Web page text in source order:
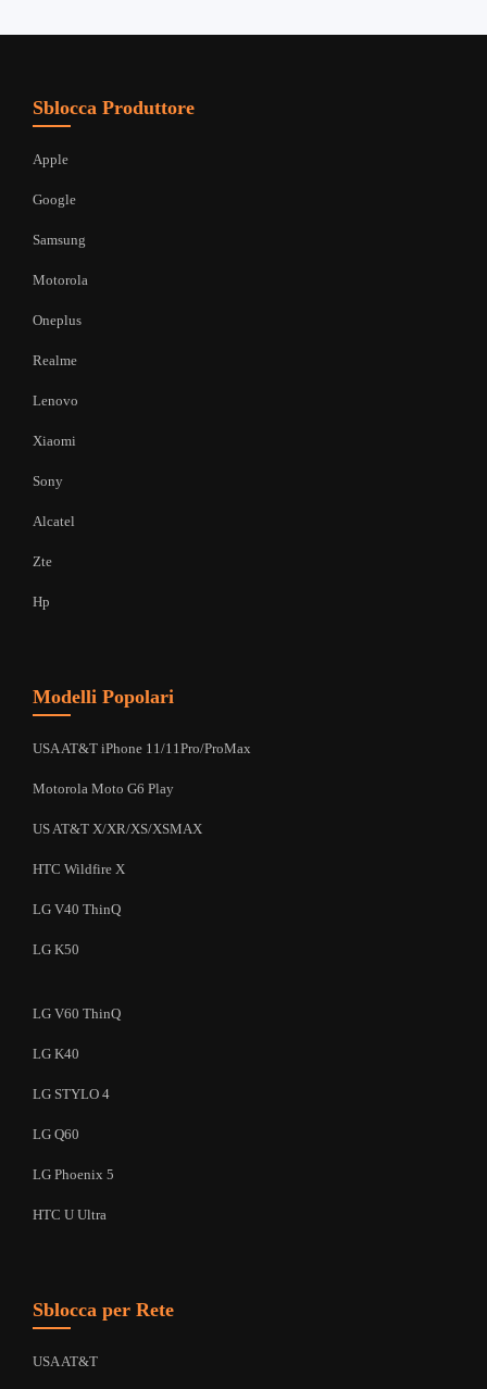
Sblocca Produttore
Apple
Google
Samsung
Motorola
Oneplus
Realme
Lenovo
Xiaomi
Sony
Alcatel
Zte
Hp
Modelli Popolari
USA AT&T iPhone 11/11Pro/ProMax
Motorola Moto G6 Play
US AT&T X/XR/XS/XSMAX
HTC Wildfire X
LG V40 ThinQ
LG K50
LG V60 ThinQ
LG K40
LG STYLO 4
LG Q60
LG Phoenix 5
HTC U Ultra
Sblocca per Rete
USA AT&T